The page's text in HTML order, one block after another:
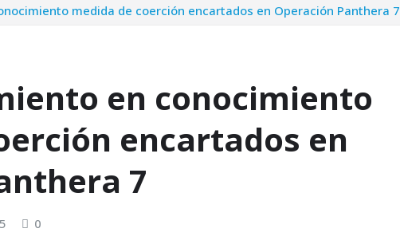
medida de coerción encartados en Operación Panthera 7
en conocimiento
encartados en
7
0